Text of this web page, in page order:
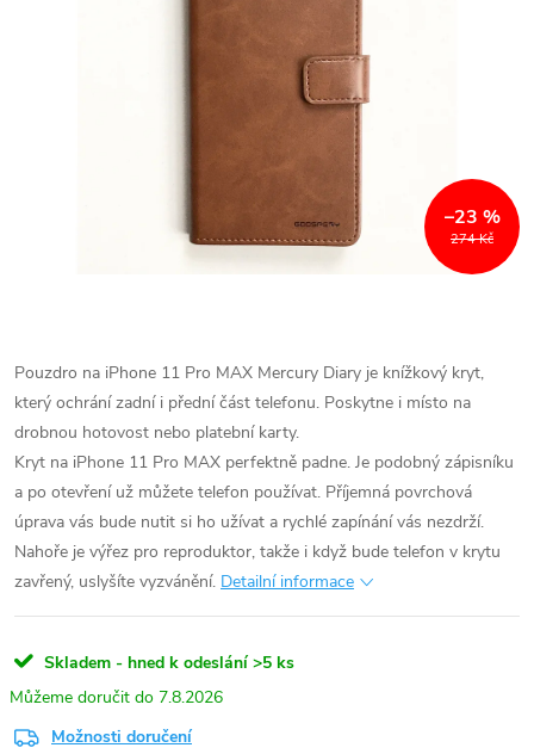
274 Kč
–23 %
Pouzdro na iPhone 11 Pro MAX Mercury Diary je knížkový kryt,
který ochrání zadní i přední část telefonu. Poskytne i místo na
drobnou hotovost nebo platební karty.
Kryt na iPhone 11 Pro MAX perfektně padne. Je podobný zápisníku
a po otevření už můžete telefon používat. Příjemná povrchová
úprava vás bude nutit si ho užívat a rychlé zapínání vás nezdrží.
Nahoře je výřez pro reproduktor, takže i když bude telefon v krytu
zavřený, uslyšíte vyzvánění. Detailní informace
Skladem - hned k odeslání >5 ks
7.8.2026
Možnosti doručení